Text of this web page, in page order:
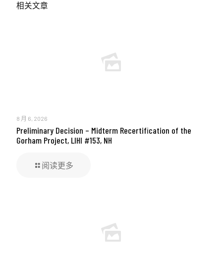
相关文章
8 月 6, 2026
Preliminary Decision – Midterm Recertification of the
Gorham Project, LIHI #153, NH
阅读更多